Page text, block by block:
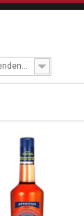
Nombre (ascendente)